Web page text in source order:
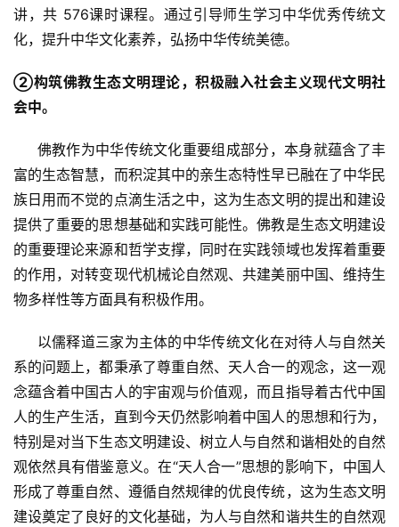
高
僧
访
谈
菩
提
专
题
慈
善
佛
教
人
物
登录 注册
讲，共 576课时课程。通过引导师生学习中华优秀传统文
化，提升中华文化素养，弘扬中华传统美德。
②构筑佛教生态文明理论，积极融入社会主义现代文明社
会中。
佛教作为中华传统文化重要组成部分，本身就蕴含了丰
富的生态智慧，而积淀其中的亲生态特性早已融在了中华民
族日用而不觉的点滴生活之中，这为生态文明的提出和建设
提供了重要的思想基础和实践可能性。佛教是生态文明建设
的重要理论来源和哲学支撑，同时在实践领域也发挥着重要
的作用，对转变现代机械论自然观、共建美丽中国、维持生
物多样性等方面具有积极作用。
以儒释道三家为主体的中华传统文化在对待人与自然关
系的问题上，都秉承了尊重自然、天人合一的观念，这一观
念蕴含着中国古人的宇宙观与价值观，而且指导着古代中国
人的生产生活，直到今天仍然影响着中国人的思想和行为，
特别是对当下生态文明建设、树立人与自然和谐相处的自然
观依然具有借鉴意义。在“天人合一”思想的影响下，中国人
形成了尊重自然、遵循自然规律的优良传统，这为生态文明
建设奠定了良好的文化基础，为人与自然和谐共生的自然观